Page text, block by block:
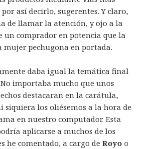
así decirlo, sugerentes. Y claro,
de llamar la atención, y ojo a la
un comprador en potencia que la
mujer pechugona en portada.
daba igual la temática final
importaba mucho que unos
destacaran en la carátula,
siquiera los oliésemos a la hora de
en nuestro computador. Esta
aplicarse a muchos de los
he comentado, a cargo deRoyo o